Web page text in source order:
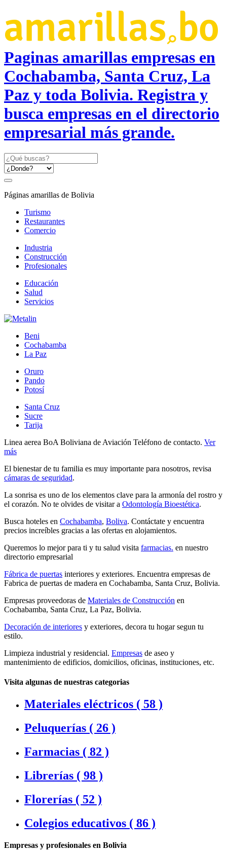
Paginas amarillas empresas en
Cochabamba, Santa Cruz, La
Paz y toda Bolivia. Registra y
busca empresas en el directorio
empresarial más grande.
Páginas amarillas de Bolivia
Turismo
Restaurantes
Comercio
Industria
Construcción
Profesionales
Educación
Salud
Servicios
Beni
Cochabamba
La Paz
Oruro
Pando
Potosí
Santa Cruz
Sucre
Tarija
Linea aerea BoA Boliviana de Aviación Teléfono de contacto. Ver
más
El bienestar de tu familia es muy importante para nosotros, revisa
cámaras de seguridad.
La sonrisa es uno de los elementos clave para la armonía del rostro y
el corazón. No te olvides de visitar a Odontología Bioestética.
Busca hoteles en Cochabamba, Boliva. Contáctate y encuentra
precios increíbles gracias a las ofertas en alojamientos.
Queremos lo mejor para ti y tu salud visita farmacias. en nuestro
directorio empresarial
Fábrica de puertas interiores y exteriores. Encuentra empresas de
Fabrica de puertas de madera en Cochabamba, Santa Cruz, Bolivia.
Empresas proveedoras de Materiales de Construcción en
Cochabamba, Santa Cruz, La Paz, Bolivia.
Decoración de interiores y exteriores, decora tu hogar segun tu
estilo.
Limpieza industrial y residencial. Empresas de aseo y
mantenimiento de edificios, domicilios, oficinas, instituciones, etc.
Visita algunas de nuestras categorias
Materiales eléctricos ( 58 )
Peluquerías ( 26 )
Farmacias ( 82 )
Librerías ( 98 )
Florerías ( 52 )
Colegios educativos ( 86 )
Empresas y profesionales en Bolivia